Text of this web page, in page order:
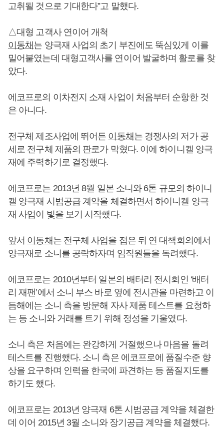
고취될 것으로 기대한다”고 말했다.
△대형 고객사 연이어 개척
이동채는 양극재 사업의 초기 부진에도 뚝심있게 이를
밀어붙였는데 대형고객사를 연이어 발굴하며 활로를 찾
았다.
에코프로의 이차전지 소재 사업이 처음부터 순항한 것
은 아니다.
전구체 제조사업에 뛰어든 이동채는 경쟁사의 저가 공
세로 전구체 제품의 판로가 막혔다. 이에 하이니켈 양극
재에 주력하기로 결정했다.
에코프로는 2013년 8월 일본 소니와 6톤 규모의 하이니
캘 양극재 시범공급 계약을 체결하면서 하이니켈 양극
재 사업이 빛을 보기 시작했다.
앞서 이동채는 전구체 사업을 접은 뒤 연 대책회의에서
양극재로 소니를 공략하자며 임직원들을 독려했다.
에코프로는 2010년부터 일본의 배터리 전시회인 ‘배터
리 재팬’에서 소니 부스 바로 옆에 전시관을 마련하고 이
듬해에는 소니 측을 방문해 자사 제품 테스트를 요청하
는 등 소니와 거래를 트기 위해 정성을 기울였다.
소니 측은 처음에는 완강하게 거절했으나 마음을 돌려
테스트를 진행했다. 소니 측은 에코프로에 품질수준 향
상을 요구하며 인력을 한국에 파견하는 등 품질지도를
하기도 했다.
에코프로는 2013년 양극재 6톤 시범공급 계약을 체결한
데 이어 2015년 3월 소니와 장기공급 계약을 체결했다.